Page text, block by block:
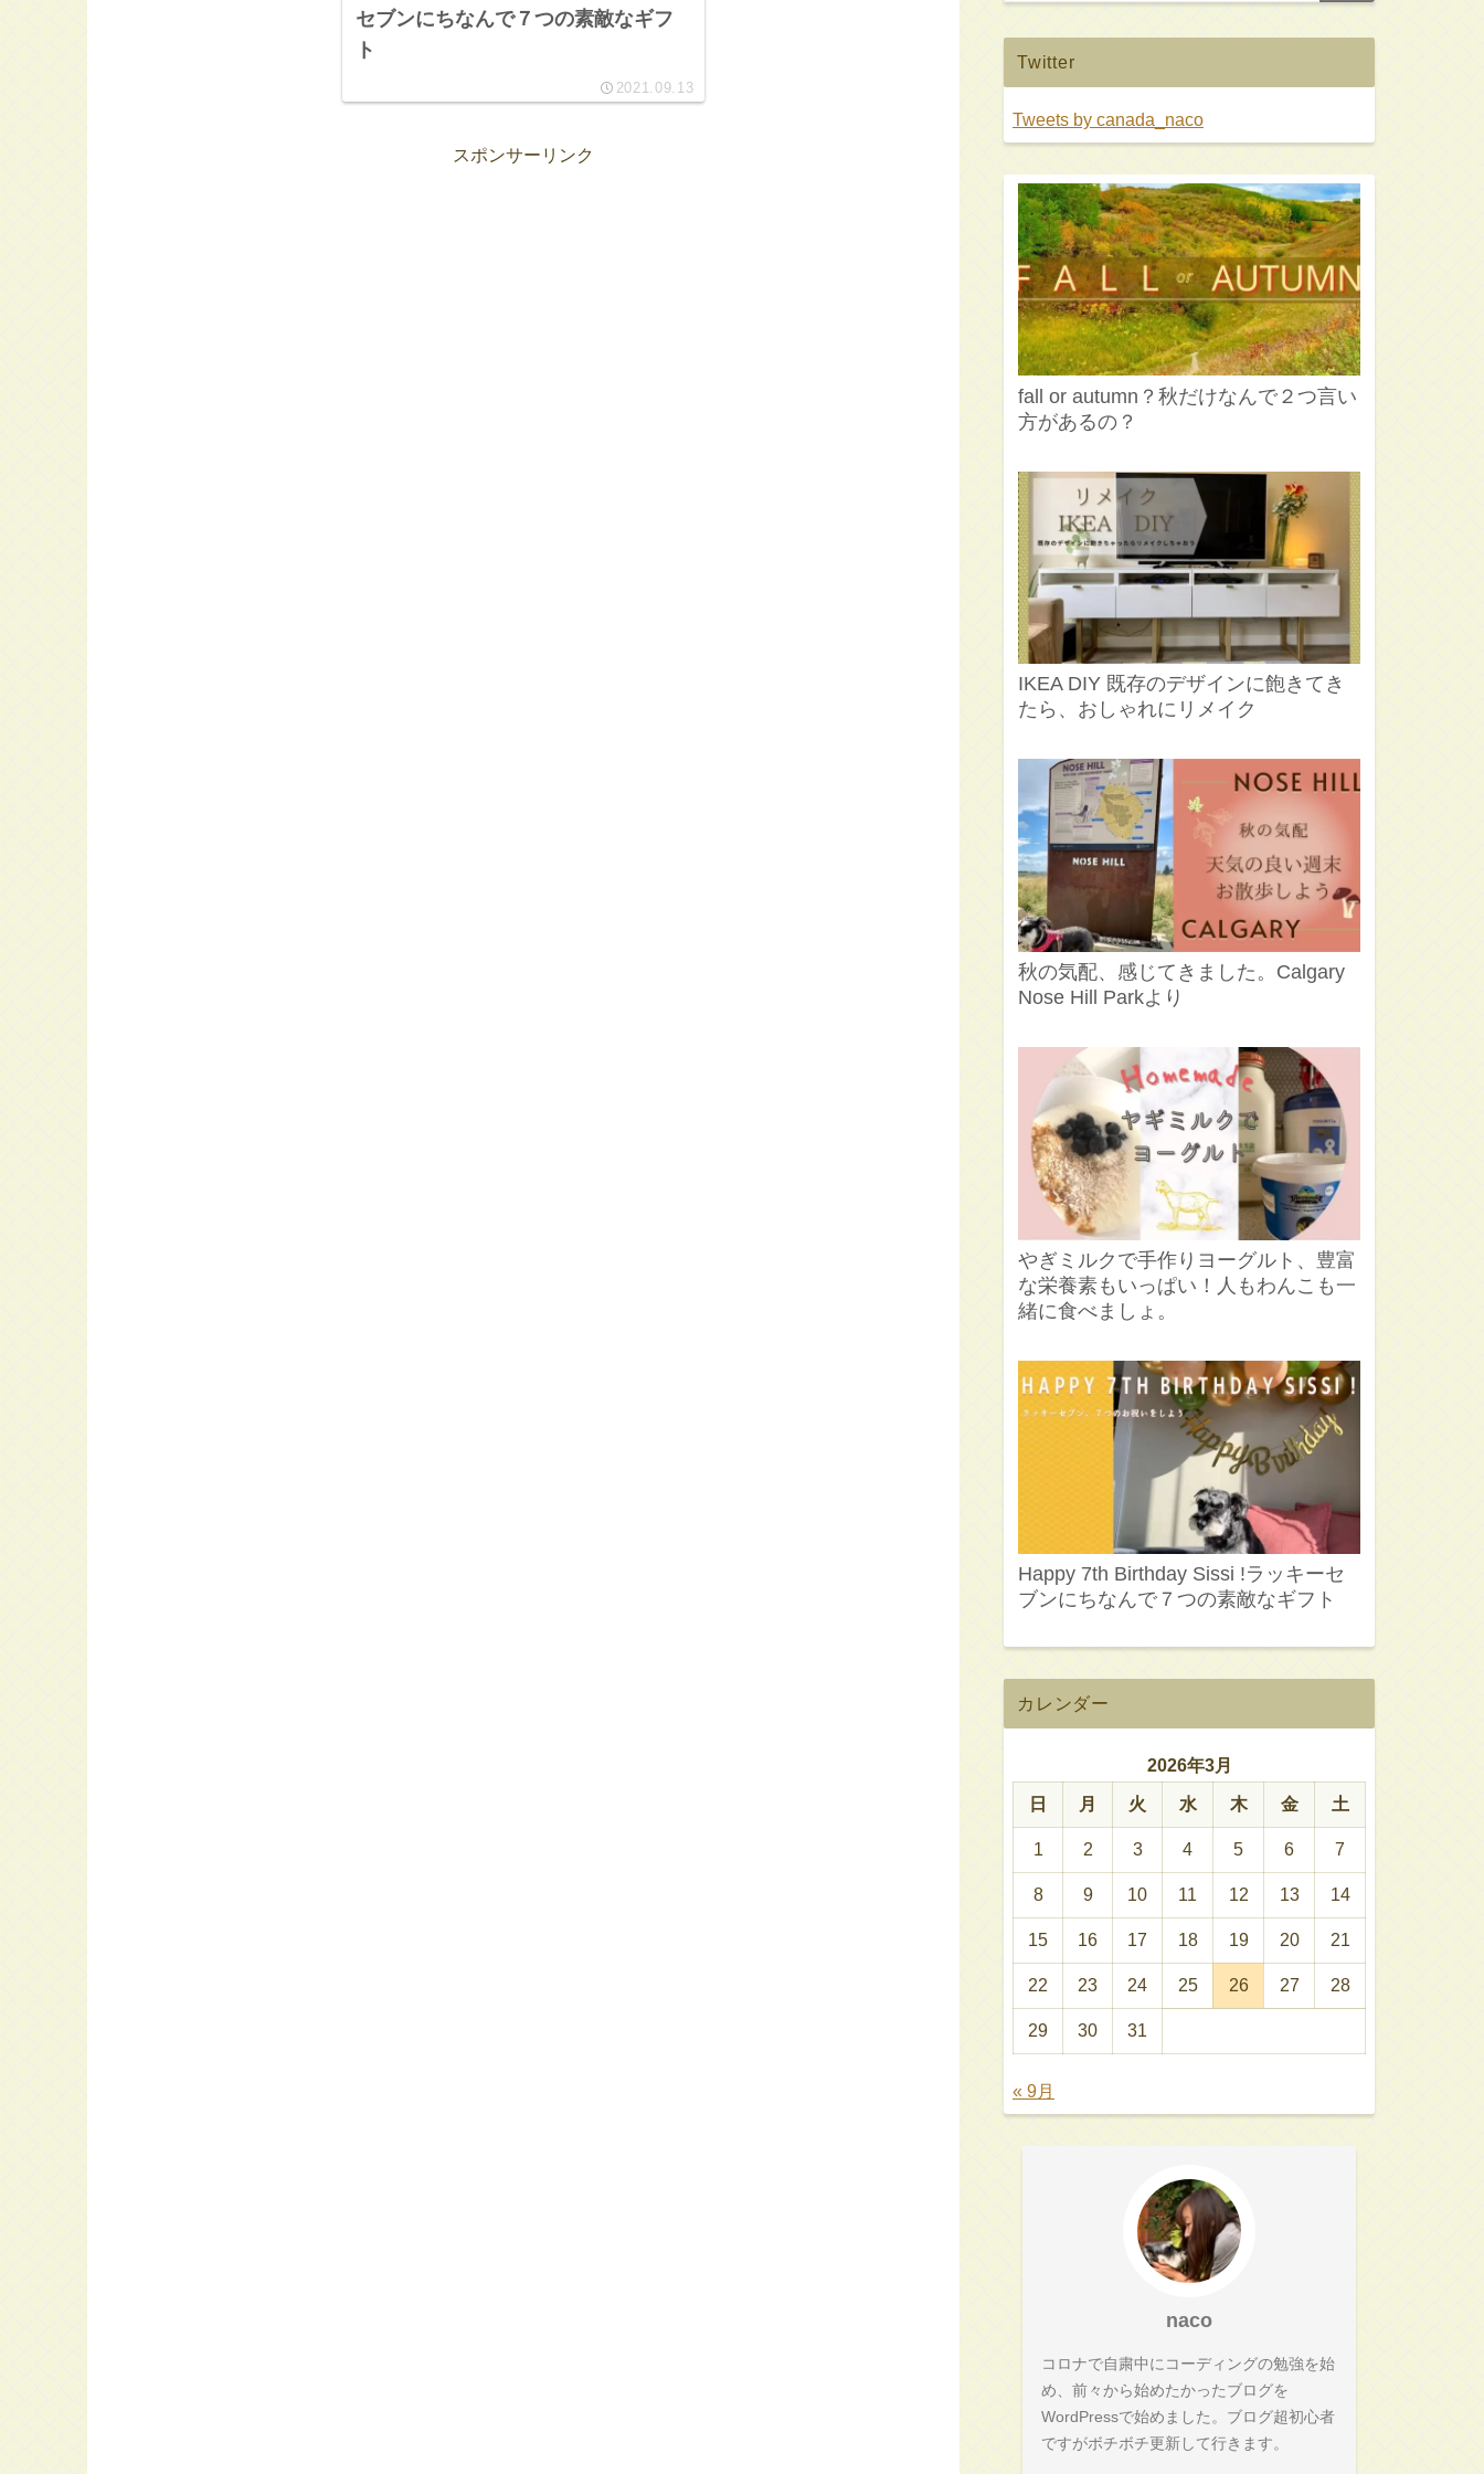
セブンにちなんで７つの素敵なギフ
ト
2021.09.13
スポンサーリンク
Twitter
Tweets by canada_naco
fall or autumn？秋だけなんで２つ言い
方があるの？
IKEA DIY 既存のデザインに飽きてき
たら、おしゃれにリメイク
秋の気配、感じてきました。Calgary
Nose Hill Parkより
やぎミルクで手作りヨーグルト、豊富
な栄養素もいっぱい！人もわんこも一
緒に食べましょ。
Happy 7th Birthday Sissi !ラッキーセ
ブンにちなんで７つの素敵なギフト
カレンダー
2026年3月
日 月 火 水 木 金 土
1 2 3 4 5 6 7
8 9 10 11 12 13 14
15 16 17 18 19 20 21
22 23 24 25 26 27 28
29 30 31
« 9月
naco
コロナで自粛中にコーディングの勉強を始
め、前々から始めたかったブログを
WordPressで始めました。ブログ超初心者
ですがボチボチ更新して行きます。